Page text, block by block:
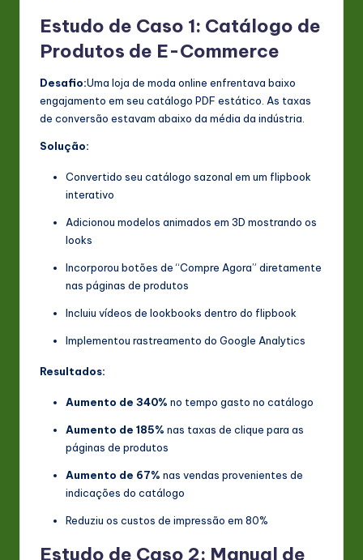
Estudo de Caso 1: Catálogo de
Produtos de E-Commerce
Desafio:Uma loja de moda online enfrentava baixo
engajamento em seu catálogo PDF estático. As taxas
de conversão estavam abaixo da média da indústria.
Solução:
Convertido seu catálogo sazonal em um flipbook
interativo
Adicionou modelos animados em 3D mostrando os
looks
Incorporou botões de “Compre Agora” diretamente
nas páginas de produtos
Incluiu vídeos de lookbooks dentro do flipbook
Implementou rastreamento do Google Analytics
Resultados:
Aumento de 340% no tempo gasto no catálogo
Aumento de 185% nas taxas de clique para as
páginas de produtos
Aumento de 67% nas vendas provenientes de
indicações do catálogo
Reduziu os custos de impressão em 80%
Estudo de Caso 2: Manual de